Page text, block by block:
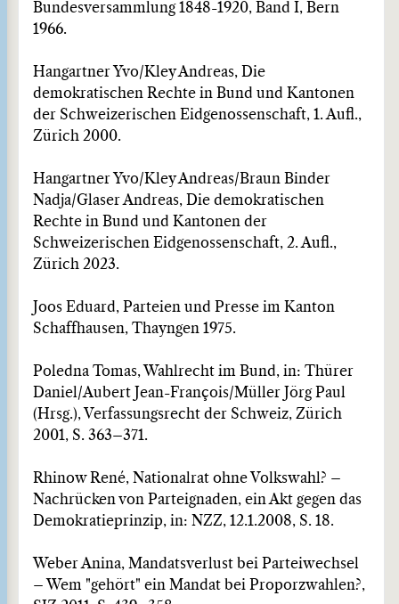
Bundesversammlung 1848-1920, Band I, Bern
1966.
Hangartner Yvo/Kley Andreas, Die
demokratischen Rechte in Bund und Kantonen
der Schweizerischen Eidgenossenschaft, 1. Aufl.,
Zürich 2000.
Hangartner Yvo/Kley Andreas/Braun Binder
Nadja/Glaser Andreas, Die demokratischen
Rechte in Bund und Kantonen der
Schweizerischen Eidgenossenschaft, 2. Aufl.,
Zürich 2023.
Joos Eduard, Parteien und Presse im Kanton
Schaffhausen, Thayngen 1975.
Poledna Tomas, Wahlrecht im Bund, in: Thürer
Daniel/Aubert Jean-François/Müller Jörg Paul
(Hrsg.), Verfassungsrecht der Schweiz, Zürich
2001, S. 363–371.
Rhinow René, Nationalrat ohne Volkswahl? –
Nachrücken von Parteignaden, ein Akt gegen das
Demokratieprinzip, in: NZZ, 12.1.2008, S. 18.
Weber Anina, Mandatsverlust bei Parteiwechsel
– Wem "gehört" ein Mandat bei Proporzwahlen?,